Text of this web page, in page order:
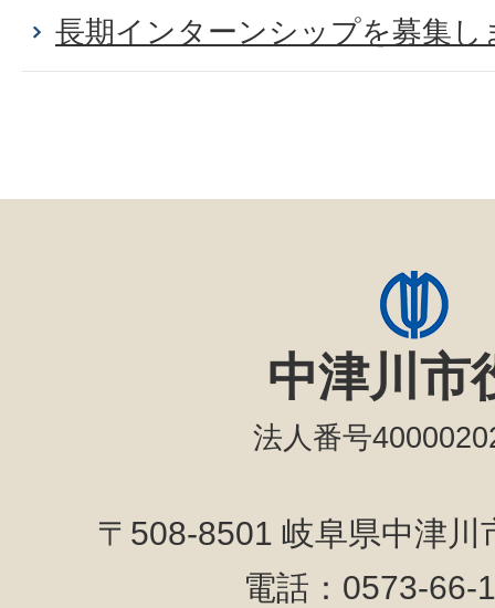
長期インターンシップを募集し
中津川市
法人番号
〒508-8501 岐阜県中津
電話：0573-